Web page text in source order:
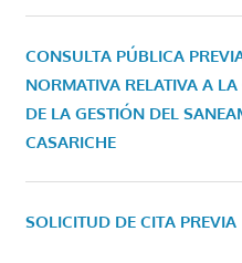
CONSULTA PÚBLICA
NORMATIVA RELATIVA A
DE LA GESTIÓN DEL
CASARICHE
SOLICITUD DE CITA PREVIA